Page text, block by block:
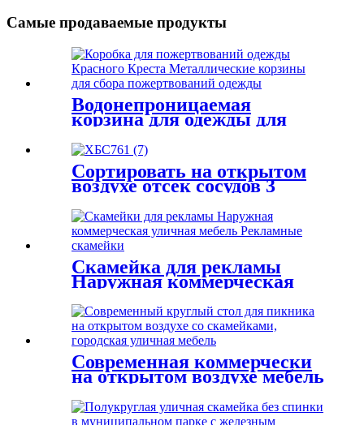
Самые продаваемые продукты
Водонепроницаемая
корзина для одежды для
пожертвований, стальная
коробка для
пожертвований, оптовая
продажа
Сортировать на открытом
воздухе отсек сосудов 3
мусорных баков металла с
крышкой
Скамейка для рекламы
Наружная коммерческая
уличная реклама на
скамейке
Современная коммерчески
на открытом воздухе мебель
городская